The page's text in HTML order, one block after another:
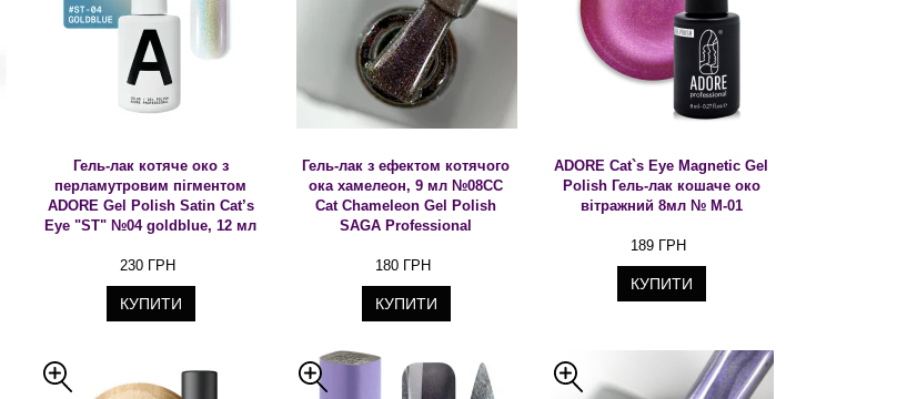
Гель-лак котяче око з
перламутровим пігментом
ADORE Gel Polish Satin Cat’s
Eye "ST" №04 goldblue, 12 мл
230 ГРН
КУПИТИ
Гель-лак з ефектом котячого
ока хамелеон, 9 мл №08CC
Cat Chameleon Gel Polish
SAGA Professional
180 ГРН
КУПИТИ
ADORE Cat`s Eye Magnetic Gel
Polish Гель-лак кошаче око
вітражний 8мл № М-01
189 ГРН
КУПИТИ